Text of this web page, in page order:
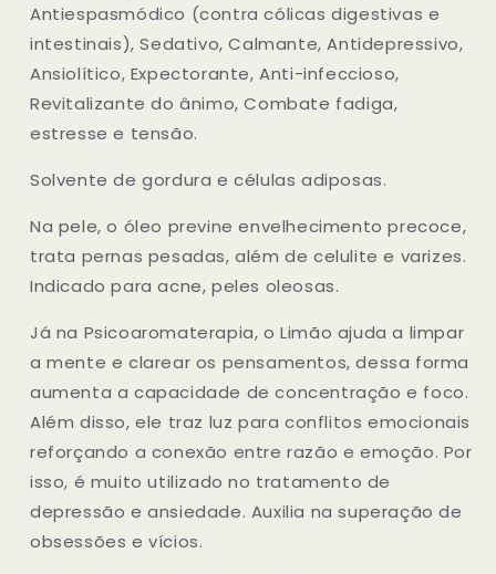
Antiespasmódico (contra cólicas digestivas e
intestinais), Sedativo, Calmante, Antidepressivo,
Ansiolítico, Expectorante, Anti-infeccioso,
Revitalizante do ânimo, Combate fadiga,
estresse e tensão.
Solvente de gordura e células adiposas.
Na pele, o óleo previne envelhecimento precoce,
trata pernas pesadas, além de celulite e varizes.
Indicado para acne, peles oleosas.
Já na Psicoaromaterapia, o Limão ajuda a limpar
a mente e clarear os pensamentos, dessa forma
aumenta a capacidade de concentração e foco.
Além disso, ele traz luz para conflitos emocionais
reforçando a conexão entre razão e emoção. Por
isso, é muito utilizado no tratamento de
depressão e ansiedade. Auxilia na superação de
obsessões e vícios.